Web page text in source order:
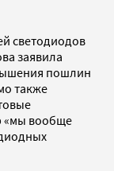
светодиодов
заявила
пошлин
также
«мы вообще